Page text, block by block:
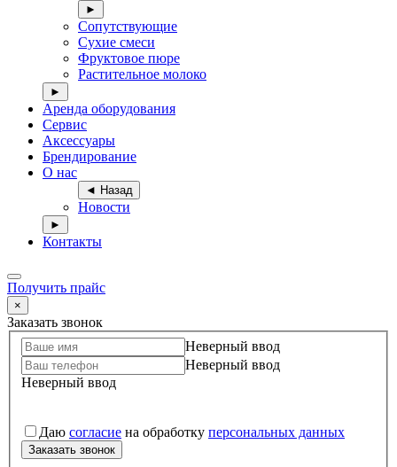
►
Сопутствующие
Сухие смеси
Фруктовое пюре
Растительное молоко
►
Аренда оборудования
Сервис
Аксессуары
Брендирование
О нас
◄ Назад
Новости
►
Контакты
Получить прайс
×
Заказать звонок
Неверный ввод
Неверный ввод
Неверный ввод
Даю согласие на обработку персональных данных
Заказать звонок